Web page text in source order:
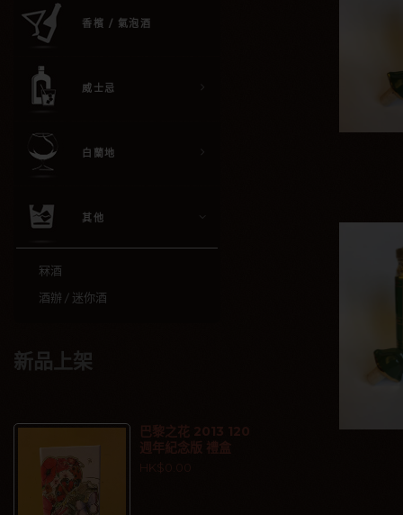
香檳 / 氣泡酒
威士忌
白蘭地
其他
冧酒
酒辦 / 迷你酒
新品上架
巴黎之花 2013 120
週年紀念版 禮盒
HK$0.00